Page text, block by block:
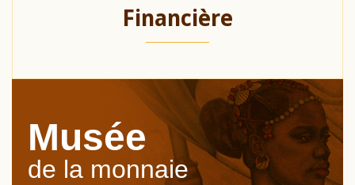
Financière
Musée
de la monnaie